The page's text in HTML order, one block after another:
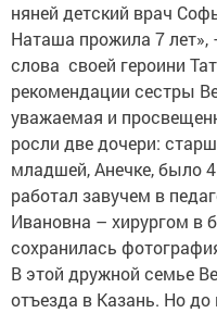
няней детский врач
Наташа прожила 7 лет»,
слова своей героини
рекомендации сестры
уважаемая и
росли две дочери:
младшей, Анечке, было
работал завучем в
Ивановна – хирургом в
сохранилась
В этой дружной семье
отъезда в Казань. Но